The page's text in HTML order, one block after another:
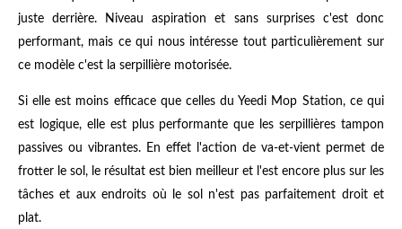
juste derrière. Niveau aspiration et sans surprises c'est donc
performant, mais ce qui nous intéresse tout particulièrement sur
ce modèle c'est la serpillière motorisée.
Si elle est moins efficace que celles du Yeedi Mop Station, ce qui
est logique, elle est plus performante que les serpillières tampon
passives ou vibrantes. En effet l'action de va-et-vient permet de
frotter le sol, le résultat est bien meilleur et l'est encore plus sur les
tâches et aux endroits où le sol n'est pas parfaitement droit et
plat.